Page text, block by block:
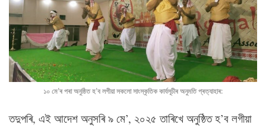
১০ মে’ৰ পৰা অনুষ্ঠিত হ’ব লগীয়া সকলো সাংস্কৃতিক কাৰ্যসূচীৰ অনুমতি প্ৰত্যাহাৰ:
তদুপৰি, এই আদেশ অনুসৰি ৯ মে’, ২০২৫ তাৰিখে অনুষ্ঠিত হ’ব লগীয়া